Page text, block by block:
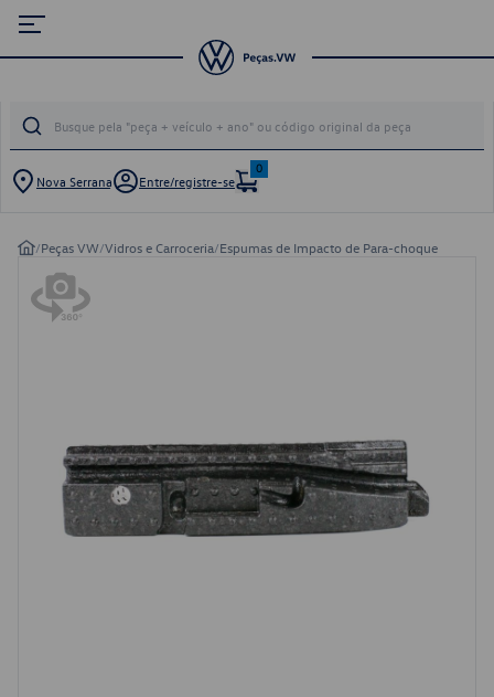
Nova Serrana Entre/registre-se
0
/Peças VW/Vidros e Carroceria/Espumas de Impacto de Para-choque